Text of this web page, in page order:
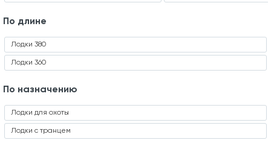
По длине
Лодки 380
Лодки 360
По назначению
Лодки для охоты
Лодки с транцем